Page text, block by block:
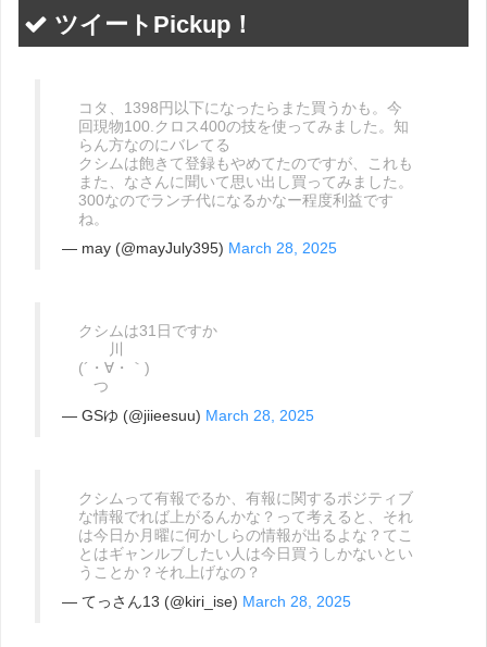
ツイートPickup！
コタ、1398円以下になったらまた買うかも。今
回現物100.クロス400の技を使ってみました。知
らん方なのにバレてる
クシムは飽きて登録もやめてたのですが、これも
また、なさんに聞いて思い出し買ってみました。
300なのでランチ代になるかなー程度利益です
ね。
— may (@mayJuly395) March 28, 2025
クシムは31日ですか
川
(´・∀・｀)
つ
— GSゆ (@jiieesuu) March 28, 2025
クシムって有報でるか、有報に関するポジティブ
な情報でれば上がるんかな？って考えると、それ
は今日か月曜に何かしらの情報が出るよな？てこ
とはギャンルブしたい人は今日買うしかないとい
うことか？それ上げなの？
— てっさん13 (@kiri_ise) March 28, 2025